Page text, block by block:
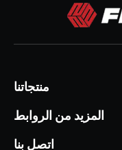
منتجاتنا
المزيد من الروابط
اتصل بنا